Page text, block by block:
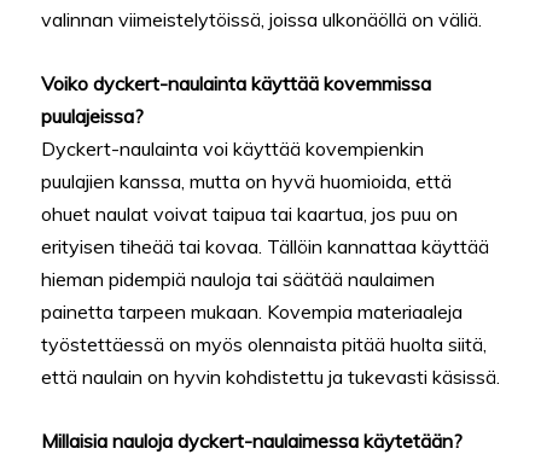
valinnan viimeistelytöissä, joissa ulkonäöllä on väliä.
Voiko dyckert-naulainta käyttää kovemmissa
puulajeissa?
Dyckert-naulainta voi käyttää kovempienkin
puulajien kanssa, mutta on hyvä huomioida, että
ohuet naulat voivat taipua tai kaartua, jos puu on
erityisen tiheää tai kovaa. Tällöin kannattaa käyttää
hieman pidempiä nauloja tai säätää naulaimen
painetta tarpeen mukaan. Kovempia materiaaleja
työstettäessä on myös olennaista pitää huolta siitä,
että naulain on hyvin kohdistettu ja tukevasti käsissä.
Millaisia nauloja dyckert-naulaimessa käytetään?